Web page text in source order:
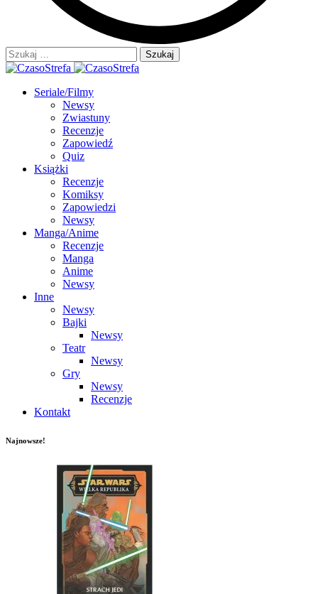
Szukaj:
Seriale/Filmy
Newsy
Zwiastuny
Recenzje
Zapowiedź
Quiz
Książki
Recenzje
Komiksy
Zapowiedzi
Newsy
Manga/Anime
Recenzje
Manga
Anime
Newsy
Inne
Newsy
Bajki
Newsy
Teatr
Newsy
Gry
Newsy
Recenzje
Kontakt
Najnowsze!